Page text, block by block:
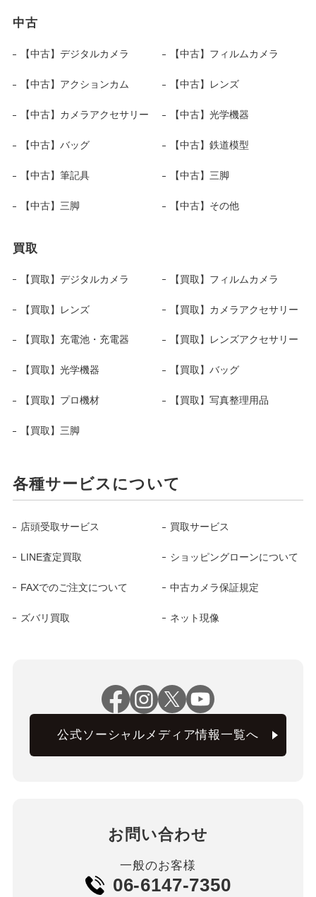
中古
【中古】デジタルカメラ 【中古】フィルムカメラ
【中古】アクションカム 【中古】レンズ
【中古】カメラアクセサリー 【中古】光学機器
【中古】バッグ 【中古】鉄道模型
【中古】筆記具 【中古】三脚
【中古】三脚 【中古】その他
買取
【買取】デジタルカメラ 【買取】フィルムカメラ
【買取】レンズ 【買取】カメラアクセサリー
【買取】充電池・充電器 【買取】レンズアクセサリー
【買取】光学機器 【買取】バッグ
【買取】プロ機材 【買取】写真整理用品
【買取】三脚
各種サービスについて
店頭受取サービス 買取サービス
LINE査定買取 ショッピングローンについて
FAXでのご注文について 中古カメラ保証規定
ズバリ買取 ネット現像
公式ソーシャルメディア情報一覧へ
お問い合わせ
一般のお客様
06-6147-7350